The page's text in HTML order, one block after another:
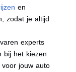
en
zodat je altijd
experts
bij het kiezen
jouw auto